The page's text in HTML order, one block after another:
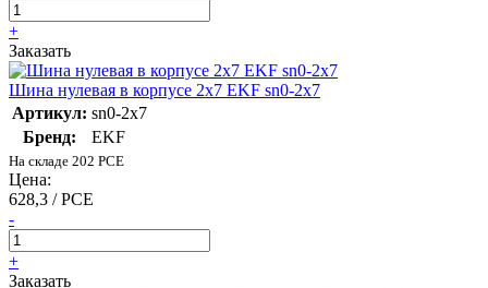
+
Заказать
Шина нулевая в корпусе 2х7 EKF sn0-2x7
Артикул: sn0-2x7
Бренд:
EKF
На складе 202 PCE
Цена:
628,3 / PCE
-
+
Заказать